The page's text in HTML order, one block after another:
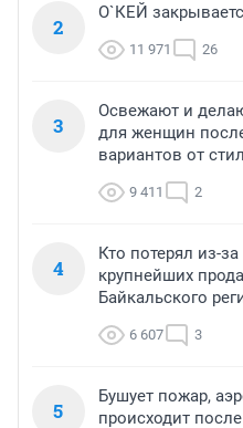
2
О`КЕЙ
11 971 26
3
Освежают и
для женщин
вариантов от
9 411 2
4
Кто потерял из-
крупнейших
Байкальского
6 607 3
5
Бушует пожар,
происходит